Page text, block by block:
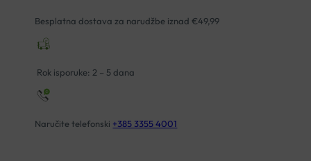
Besplatna dostava za narudžbe iznad €49,99
Rok isporuke: 2 – 5 dana
Naručite telefonski +385 3355 4001